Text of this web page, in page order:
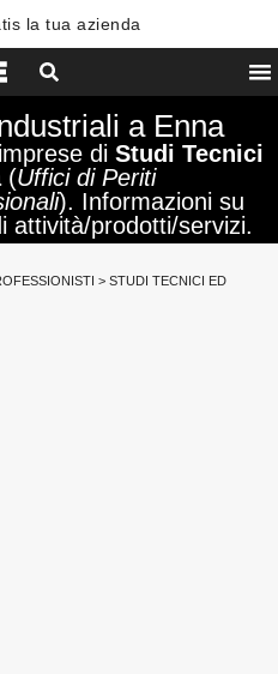
la tua azienda
a Enna
di Studi Tecnici
(Uffici di Periti
). Informazioni su
attività/prodotti/servizi.
> STUDI TECNICI ED